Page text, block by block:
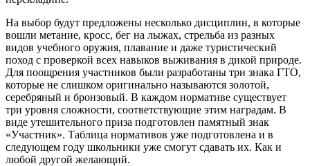
На выбор будут предложены несколько дисциплин, в которые
вошли метание, кросс, бег на лыжах, стрельба из разных
видов учебного оружия, плавание и даже туристический
поход с проверкой всех навыков выживания в дикой природе.
Для поощрения участников были разработаны три знака ГТО,
которые не слишком оригинально называются золотой,
серебряный и бронзовый. В каждом нормативе существует
три уровня сложности, соответствующие этим наградам. В
виде утешительного приза подготовлен памятный знак
«Участник». Таблица нормативов уже подготовлена и в
следующем году школьники уже смогут сдавать их. Как и
любой другой желающий.